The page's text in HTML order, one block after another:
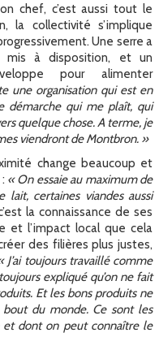
chef, c’est aussi tout le
la collectivité s’implique
Une serre a
mis à disposition, et un
pour alimenter
une organisation qui est en
démarche qui me plaît, qui
quelque chose. A terme, je
viendront de Montbron. »
change beaucoup et
« On essaie au maximum de
certaines viandes aussi
la connaissance de ses
et l’impact local que cela
des filières plus justes,
J’ai toujours travaillé comme
expliqué qu’on ne fait
Et les bons produits ne
du monde. Ce sont les
et dont on peut connaître le